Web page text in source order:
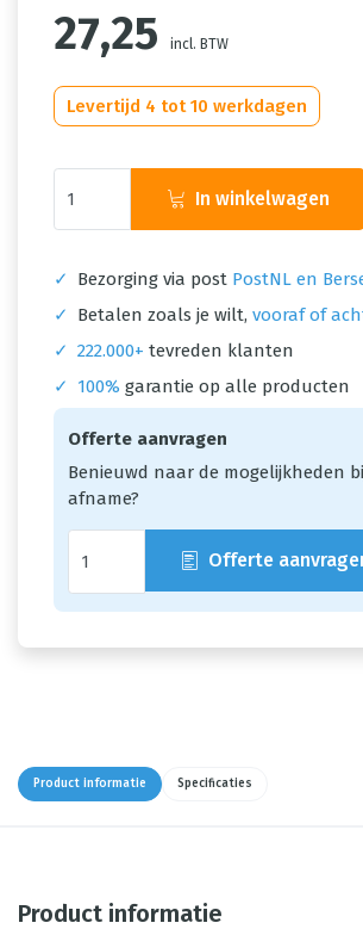
27,25 incl. BTW
Levertijd 4 tot 10 werkdagen
In winkelwagen
✓ Bezorging via post PostNL en
✓
Betalen zoals je wilt, vooraf of
✓ 222.000+ tevreden klanten
✓
100% garantie op alle producten
Offerte aanvragen
Benieuwd naar de mogelijkheden
afname?
Offerte
Product informatie Specificaties
Product informatie